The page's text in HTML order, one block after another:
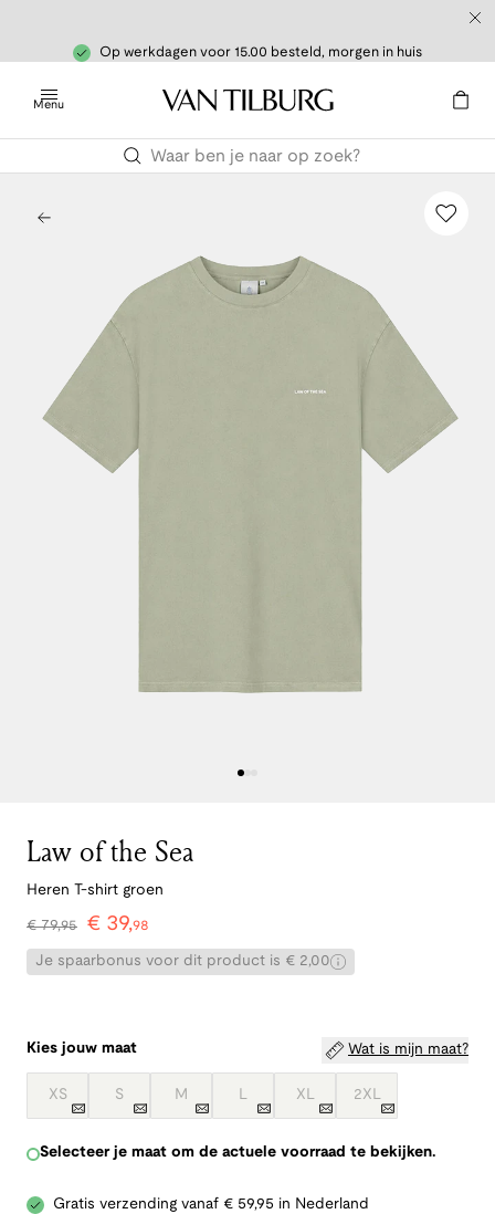
Op werkdagen voor 15.00 besteld, morgen in huis
Menu
Law of the Sea
Heren T-shirt groen
€79,95 € 39,98
Je spaarbonus voor dit product is € 2,00
Kies jouw maat Wat is mijn maat?
XS S M L XL 2XL
Selecteer je maat om de actuele voorraad te bekijken.
Gratis verzending vanaf € 59,95 in Nederland